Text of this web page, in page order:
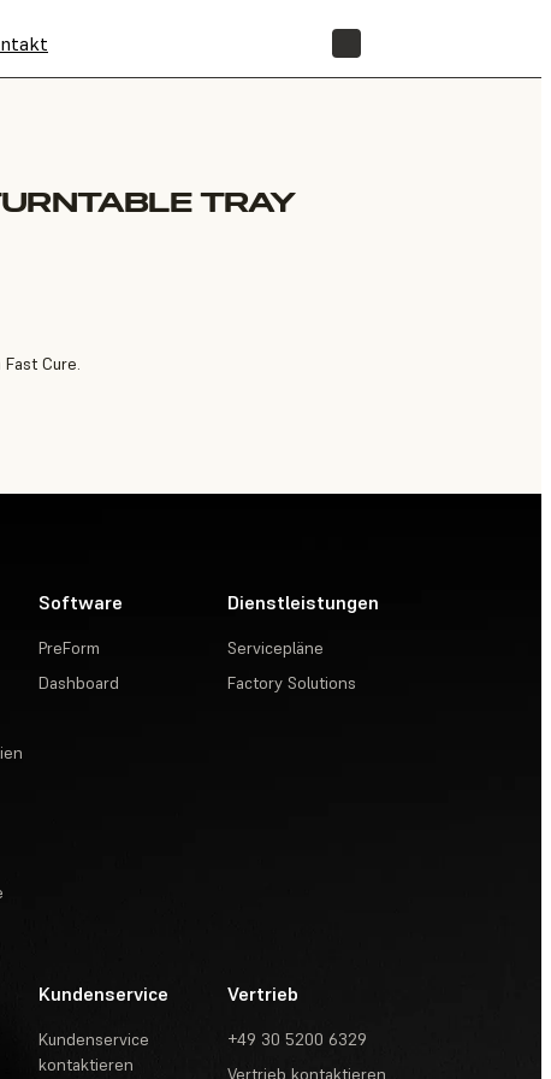
TRAY
Cure.
Software
PreForm
Dashboard
Dienstleistungen
Servicepläne
Factory Solutions
Kundenservice
Kundenservice
kontaktieren
Vertrieb
+49 30 5200 6329
Vertrieb kontaktieren